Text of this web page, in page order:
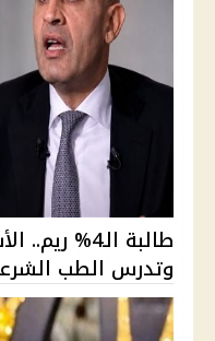
طالبة
وتدرس الطب